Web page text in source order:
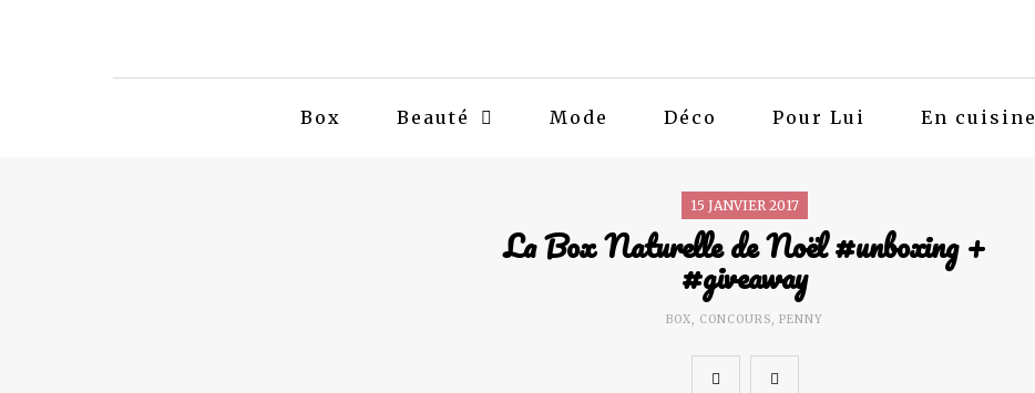
Box Beauté Mode Déco Pour Lui En cuisine
15 JANVIER 2017
La Box Naturelle de Noël #unboxing +
#giveaway
BOX, CONCOURS, PENNY